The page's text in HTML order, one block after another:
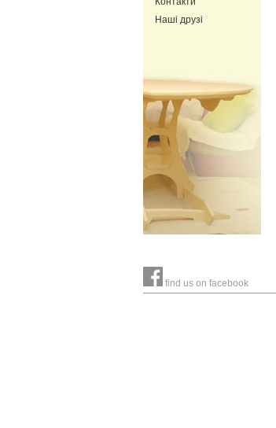
Наші друзі
find us on facebook